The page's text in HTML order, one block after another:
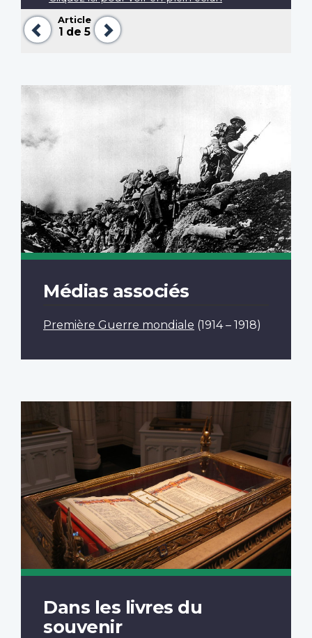
Précédent
Article
1 de 5
Suivant
Médias associés
Première Guerre mondiale (1914 – 1918)
Dans les livres du
souvenir